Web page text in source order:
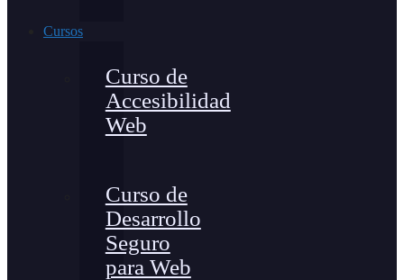
Cursos
Curso de
Accesibilidad
Web
Curso de
Desarrollo
Seguro
para Web